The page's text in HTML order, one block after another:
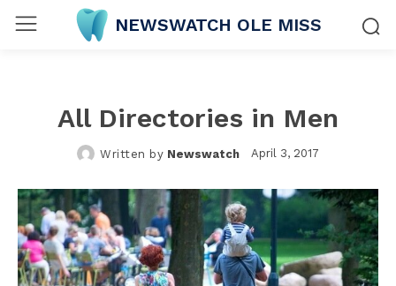
NEWSWATCH OLE MISS
All Directories in Men
Written by Newswatch April 3, 2017